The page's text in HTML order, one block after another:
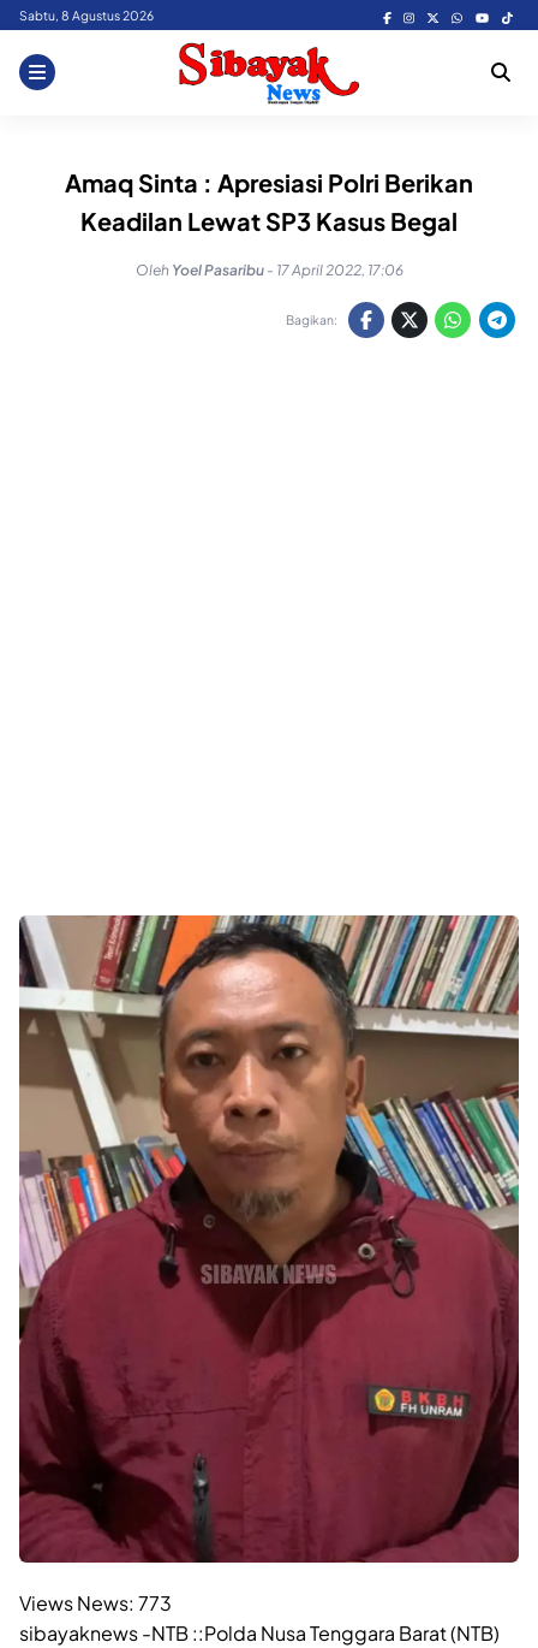
Skip
content
Sabtu, 8 Agustus 2026
Amaq Sinta : Apresiasi Polri Berikan
Keadilan Lewat SP3 Kasus Begal
Oleh Yoel Pasaribu - 17 April 2022, 17:06
Bagikan:
Views News: 773
sibayaknews -NTB ::Polda Nusa Tenggara Barat (NTB)